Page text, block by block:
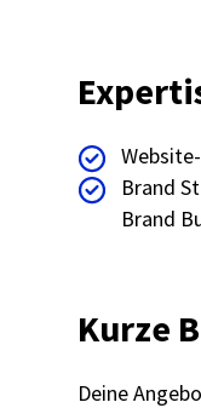
Brand
Brand
Kurze
Deine